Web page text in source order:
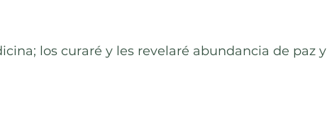
los curaré y les revelaré abundancia de paz y